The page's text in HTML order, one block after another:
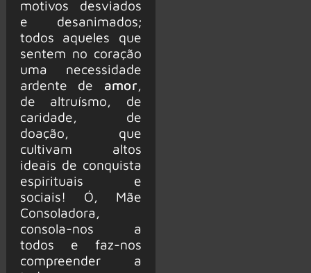
motivos desviados
e desanimados;
todos aqueles que
sentem no coração
uma necessidade
ardente de amor,
de altruísmo, de
caridade, de
doação, que
cultivam altos
ideais de conquista
espirituais e
sociais! Ó, Mãe
Consoladora,
consola-nos a
todos e faz-nos
compreender a